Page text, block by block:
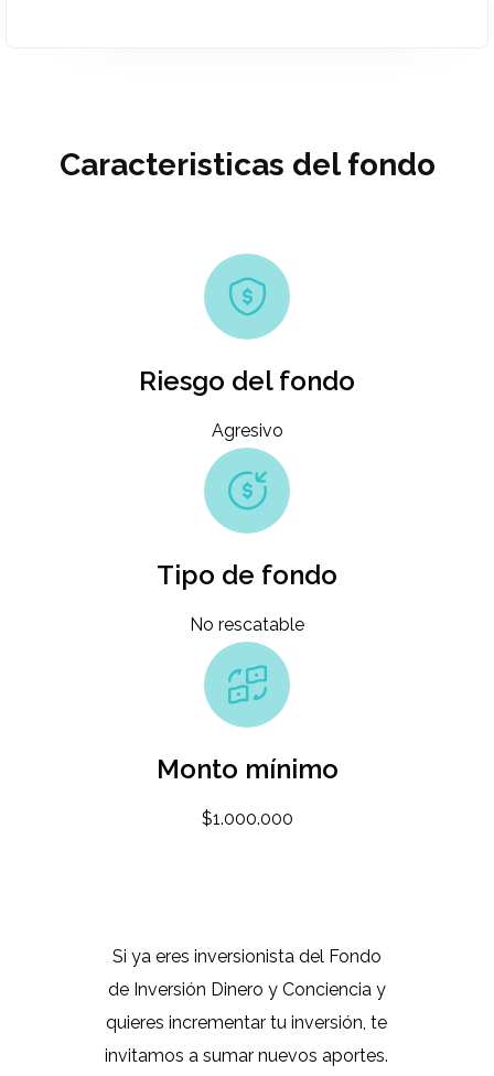
Caracteristicas del fondo
Riesgo del fondo
Agresivo
Tipo de fondo
No rescatable
Monto mínimo
$1.000.000
Si ya eres inversionista del Fondo
de Inversión Dinero y Conciencia y
quieres incrementar tu inversión, te
invitamos a sumar nuevos aportes.